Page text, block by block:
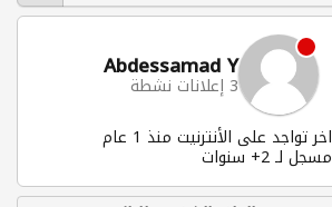
Abdessamad Y
3 إعلانات نشطة
اخر تواجد على الأنترنيت منذ 1 عام
مسجل لـ 2+ سنوات